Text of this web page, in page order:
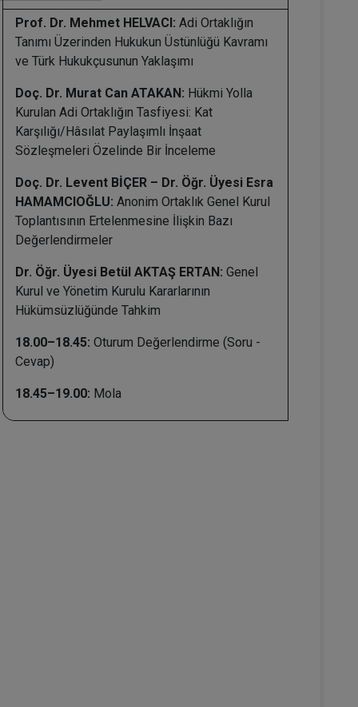
Prof. Dr. Mehmet HELVACI: Adi Ortaklığın
Tanımı Üzerinden Hukukun Üstünlüğü Kavramı
ve Türk Hukukçusunun Yaklaşımı
Doç. Dr. Murat Can ATAKAN: Hükmi Yolla
Kurulan Adi Ortaklığın Tasfiyesi: Kat
Karşılığı/Hâsılat Paylaşımlı İnşaat
Sözleşmeleri Özelinde Bir İnceleme
Doç. Dr. Levent BİÇER – Dr. Öğr. Üyesi Esra
HAMAMCIOĞLU: Anonim Ortaklık Genel Kurul
Toplantısının Ertelenmesine İlişkin Bazı
Değerlendirmeler
Dr. Öğr. Üyesi Betül AKTAŞ ERTAN: Genel
Kurul ve Yönetim Kurulu Kararlarının
Hükümsüzlüğünde Tahkim
18.00–18.45: Oturum Değerlendirme (Soru -
Cevap)
18.45–19.00: Mola